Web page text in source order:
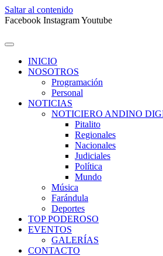
Saltar al contenido
Facebook InstagramYoutube
INICIO
NOSOTROS
Programación
Personal
NOTICIAS
NOTICIERO ANDINO
Pitalito
Regionales
Nacionales
Judiciales
Política
Mundo
Música
Farándula
Deportes
TOP PODEROSO
EVENTOS
GALERÍAS
CONTACTO